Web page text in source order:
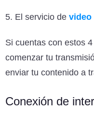
El servicio de video
Si cuentas con estos
comenzar tu
enviar tu contenido a
Conexión de